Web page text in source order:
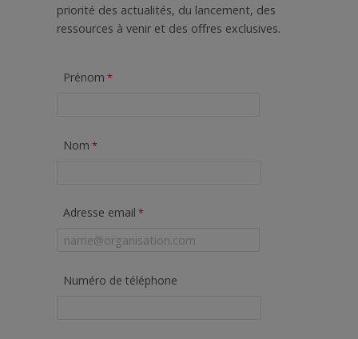
priorité des actualités, du lancement, des
ressources à venir et des offres exclusives.
Prénom
Nom
Adresse email
Numéro de téléphone